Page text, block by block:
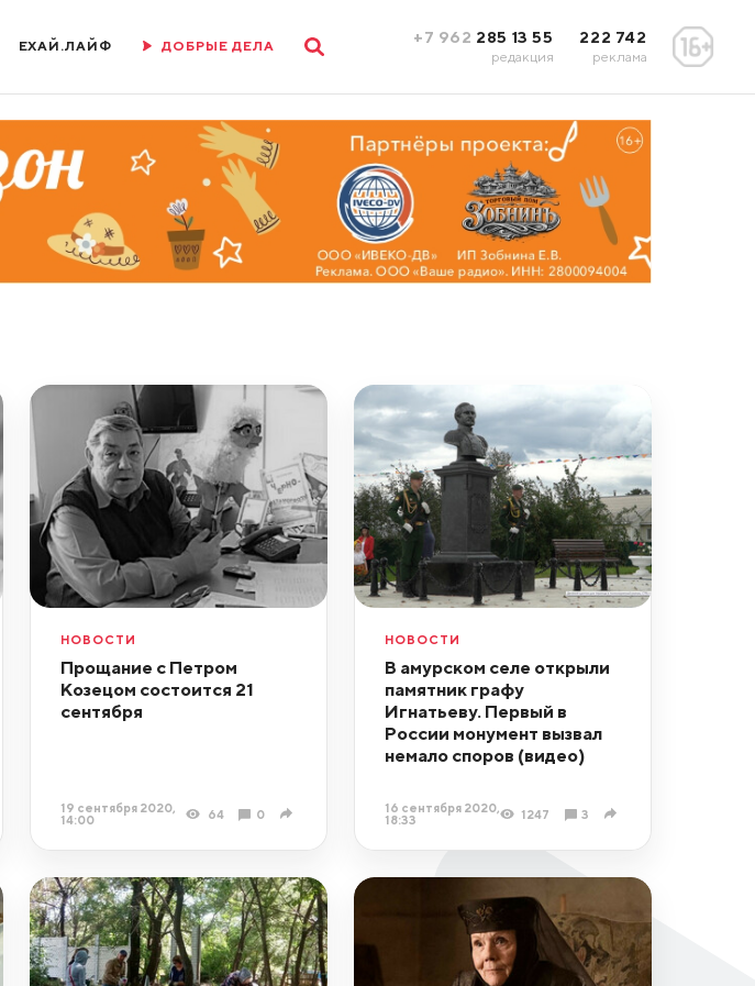
ЕХАЙ.ЛАЙФ ДОБРЫЕ ДЕЛА +7 962 285 13 55
редакция
222 742
реклама
НОВОСТИ
Прощание с Петром
Козецом состоится 21
сентября
19 сентября 2020,
14:00
64 0
НОВОСТИ
В амурском селе открыли
памятник графу
Игнатьеву. Первый в
России монумент вызвал
немало споров (видео)
16 сентября 2020,
18:33
1247 3